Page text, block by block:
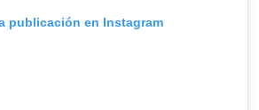
publicación en Instagram